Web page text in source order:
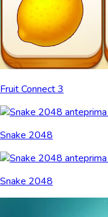
Fruit Connect 3
Snake 2048
Snake 2048